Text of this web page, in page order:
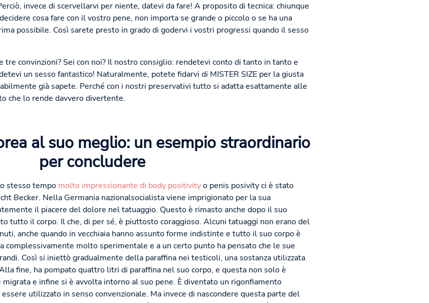
invece di scervellarvi per niente, datevi da fare! A proposito di tecnica: chiunque
cosa fare con il vostro pene, non importa se grande o piccolo o se ha una
possibile. Così sarete presto in grado di godervi i vostri progressi quando il sesso
convinzioni? Sei con noi? Il nostro consiglio: rendetevi conto di tanto in tanto e
un sesso fantastico! Naturalmente, potete fidarvi di MISTER SIZE per la giusta
già sapete. Perché con i nostri preservativi tutto si adatta esattamente alle
che lo rende davvero divertente.
al suo meglio: un esempio straordinario
per concludere
stesso tempo molto impressionante di body positivityo penis posivity ci è stato
Becker. Nella Germania nazionalsocialista viene imprigionato per la sua
il piacere del dolore nel tatuaggio. Questo è rimasto anche dopo il suo
tutto il corpo. Il che, di per sé, è piuttosto coraggioso. Alcuni tatuaggi non erano del
anche quando in vecchiaia hanno assunto forme indistinte e tutto il suo corpo è
complessivamente molto sperimentale e a un certo punto ha pensato che le sue
Così si iniettò gradualmente della paraffina nei testicoli, una sostanza utilizzata
fine, ha pompato quattro litri di paraffina nel suo corpo, e questa non solo è
e infine si è avvolta intorno al suo pene. È diventato un rigonfiamento
utilizzato in senso convenzionale. Ma invece di nascondere questa parte del